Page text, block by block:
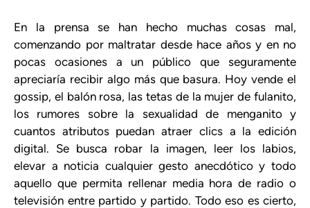
En la prensa se han hecho muchas cosas mal,
comenzando por maltratar desde hace años y en no
pocas ocasiones a un público que seguramente
apreciaría recibir algo más que basura. Hoy vende el
gossip, el balón rosa, las tetas de la mujer de fulanito,
los rumores sobre la sexualidad de menganito y
cuantos atributos puedan atraer clics a la edición
digital. Se busca robar la imagen, leer los labios,
elevar a noticia cualquier gesto anecdótico y todo
aquello que permita rellenar media hora de radio o
televisión entre partido y partido. Todo eso es cierto,